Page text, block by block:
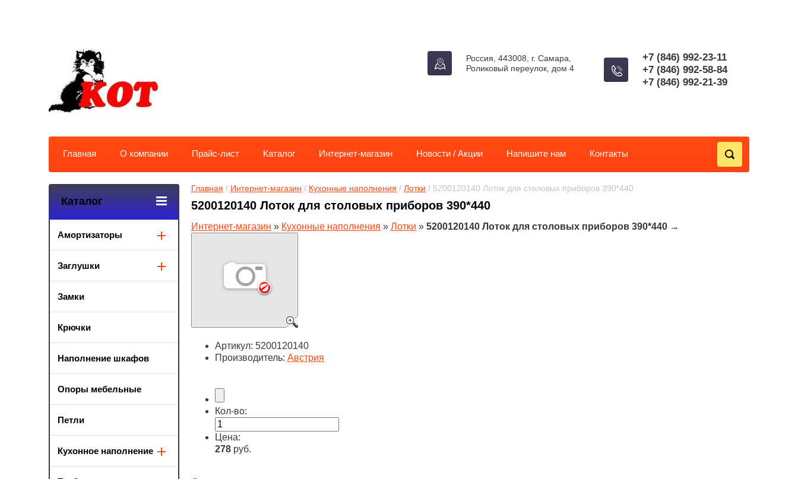
+7 (846) 992-23-11
+7 (846) 992-58-84
+7 (846) 992-21-39
Россия, 443008, г. Самара,
Роликовый переулок, дом 4
Главная О компании Прайс-лист Каталог Интернет-магазин Новости / Акции Напишите нам Контакты
Главная / Интернет-магазин / Кухонные наполнения / Лотки / 5200120140 Лоток для столовых приборов 390*440
5200120140 Лоток для столовых приборов 390*440
Интернет-магазин » Кухонные наполнения » Лотки » 5200120140 Лоток для столовых приборов 390*440 →
Артикул: 5200120140
Производитель: Австрия
Кол-во:
Цена:
278 руб.
Каталог
Амортизаторы
Заглушки
Замки
Крючки
Наполнение шкафов
Опоры мебельные
Петли
Кухонное наполнение